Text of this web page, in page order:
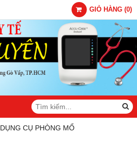
GIỎ HÀNG (0)
DỤNG CỤ PHÒNG MỔ